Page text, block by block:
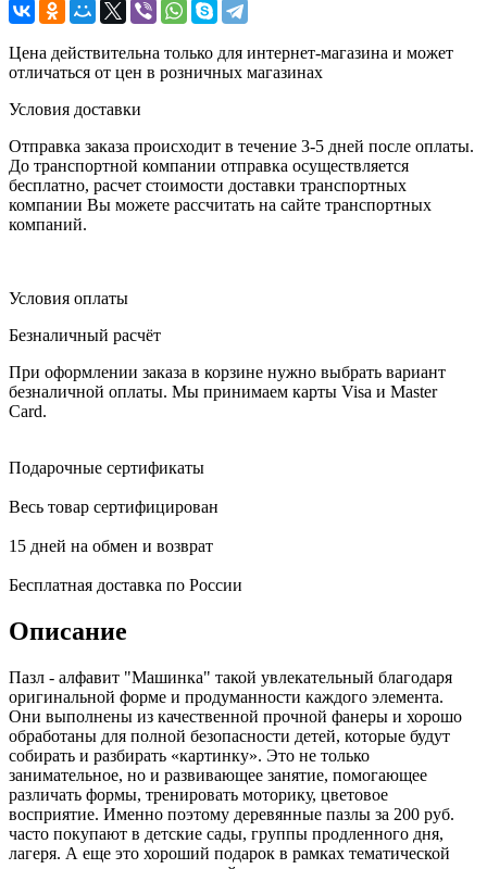
Цена действительна только для интернет-магазина и может
отличаться от цен в розничных магазинах
Условия доставки
Отправка заказа происходит в течение 3-5 дней после оплаты.
До транспортной компании отправка осуществляется
бесплатно, расчет стоимости доставки транспортных
компании Вы можете рассчитать на сайте транспортных
компаний.
Условия оплаты
Безналичный расчёт
При оформлении заказа в корзине нужно выбрать вариант
безналичной оплаты. Мы принимаем карты Visa и Master
Card.
Подарочные сертификаты
Весь товар сертифицирован
15 дней на обмен и возврат
Бесплатная доставка по России
Описание
Пазл - алфавит "Машинка" такой увлекательный благодаря
оригинальной форме и продуманности каждого элемента.
Они выполнены из качественной прочной фанеры и хорошо
обработаны для полной безопасности детей, которые будут
собирать и разбирать «картинку». Это не только
занимательное, но и развивающее занятие, помогающее
различать формы, тренировать моторику, цветовое
восприятие. Именно поэтому деревянные пазлы за 200 руб.
часто покупают в детские сады, группы продленного дня,
лагеря. А еще это хороший подарок в рамках тематической